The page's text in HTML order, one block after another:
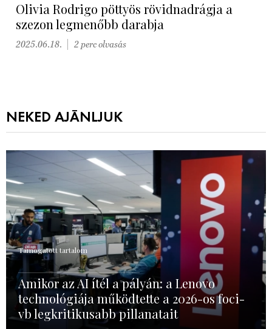
Olivia Rodrigo pöttyös rövidnadrágja a
szezon legmenőbb darabja
2025.06.18. 2 perc olvasás
NEKED AJÁNLJUK
Támogatott tartalom
Amikor az AI ítél a pályán: a Lenovo
technológiája működtette a 2026-os foci-
vb legkritikusabb pillanatait